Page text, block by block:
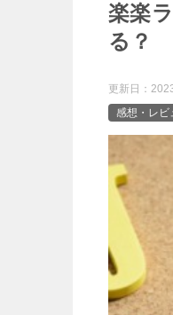
楽楽
る？
更新日：
感想・レビ